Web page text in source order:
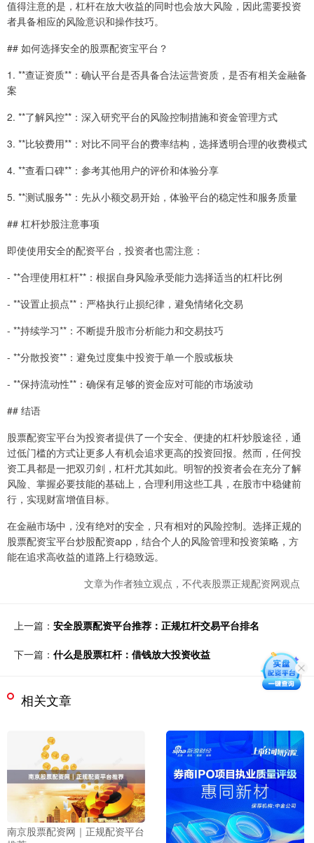
值得注意的是，杠杆在放大收益的同时也会放大风险，因此需要投资
者具备相应的风险意识和操作技巧。
## 如何选择安全的股票配资宝平台？
1. **查证资质**：确认平台是否具备合法运营资质，是否有相关金融备
案
2. **了解风控**：深入研究平台的风险控制措施和资金管理方式
3. **比较费用**：对比不同平台的费率结构，选择透明合理的收费模式
4. **查看口碑**：参考其他用户的评价和体验分享
5. **测试服务**：先从小额交易开始，体验平台的稳定性和服务质量
## 杠杆炒股注意事项
即使使用安全的配资平台，投资者也需注意：
- **合理使用杠杆**：根据自身风险承受能力选择适当的杠杆比例
- **设置止损点**：严格执行止损纪律，避免情绪化交易
- **持续学习**：不断提升股市分析能力和交易技巧
- **分散投资**：避免过度集中投资于单一个股或板块
- **保持流动性**：确保有足够的资金应对可能的市场波动
## 结语
股票配资宝平台为投资者提供了一个安全、便捷的杠杆炒股途径，通
过低门槛的方式让更多人有机会追求更高的投资回报。然而，任何投
资工具都是一把双刃剑，杠杆尤其如此。明智的投资者会在充分了解
风险、掌握必要技能的基础上，合理利用这些工具，在股市中稳健前
行，实现财富增值目标。
在金融市场中，没有绝对的安全，只有相对的风险控制。选择正规的
股票配资宝平台炒股配资app，结合个人的风险管理和投资策略，方
能在追求高收益的道路上行稳致远。
文章为作者独立观点，不代表股票正规配资网观点
上一篇： 安全股票配资平台推荐：正规杠杆交易平台排名
下一篇： 什么是股票杠杆：借钱放大投资收益
相关文章
南京股票配资网｜正规配资平台